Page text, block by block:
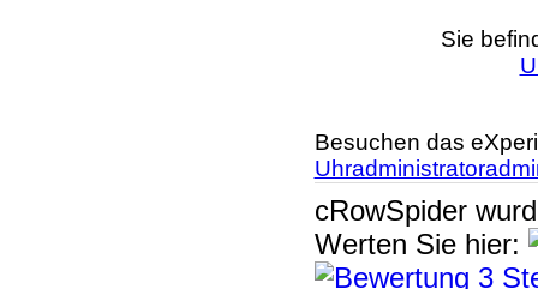
Sie
Besuchen das
cRowSpider
Werten Sie hier: